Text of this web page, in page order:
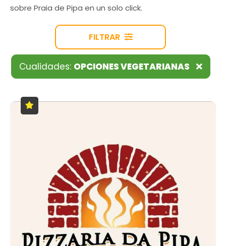
sobre Praia de Pipa en un solo click.
FILTRAR
Cualidades: OPCIONES VEGETARIANAS